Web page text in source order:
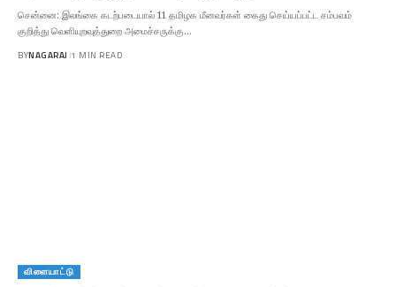
சென்னை: இலங்கை கடற்படையால் 11 தமிழக மீனவர்கள் கைது செய்யப்பட்ட சம்பவம்
குறித்து வெளியுறவுத்துறை அமைச்சருக்கு…
BYNAGARAJ 1 MIN READ
விளையாட்டு